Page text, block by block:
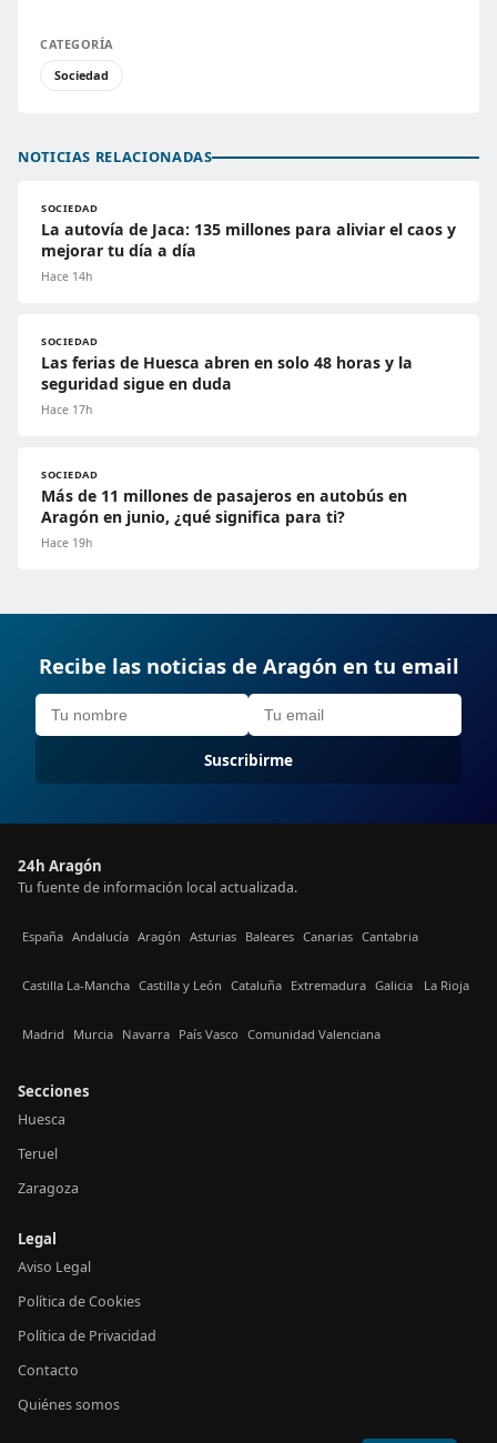
CATEGORÍA
Sociedad
NOTICIAS RELACIONADAS
SOCIEDAD
La autovía de Jaca: 135 millones para aliviar el caos y
mejorar tu día a día
Hace 14h
SOCIEDAD
Las ferias de Huesca abren en solo 48 horas y la
seguridad sigue en duda
Hace 17h
SOCIEDAD
Más de 11 millones de pasajeros en autobús en
Aragón en junio, ¿qué significa para ti?
Hace 19h
Recibe las noticias de Aragón en tu email
Suscribirme
24h Aragón
Tu fuente de información local actualizada.
España Andalucía Aragón Asturias Baleares Canarias Cantabria
Castilla La-Mancha Castilla y León Cataluña Extremadura Galicia La Rioja
Madrid Murcia Navarra País Vasco Comunidad Valenciana
Secciones
Huesca
Teruel
Zaragoza
Legal
Aviso Legal
Política de Cookies
Política de Privacidad
Contacto
Quiénes somos